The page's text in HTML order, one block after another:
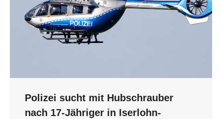
Polizei sucht mit Hubschrauber
nach 17-Jähriger in Iserlohn-